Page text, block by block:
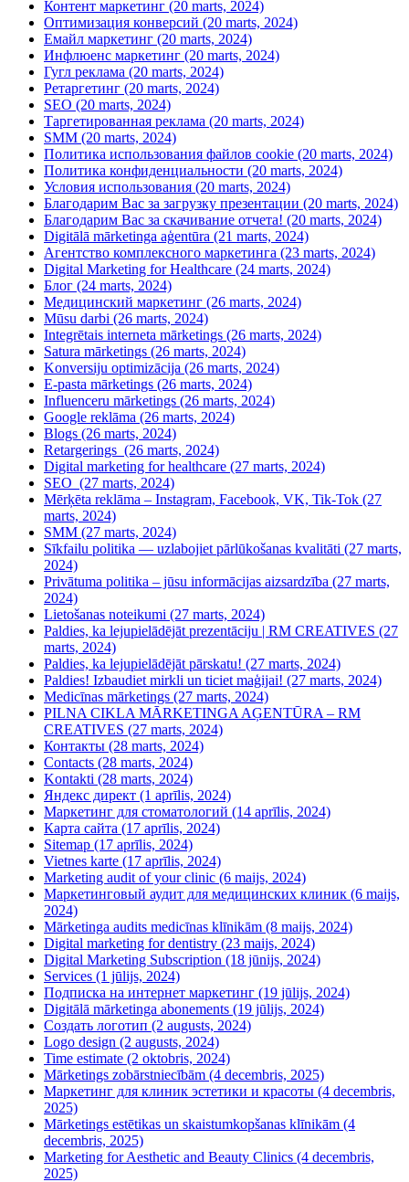
Контент маркетинг (20 marts, 2024)
Оптимизация конверсий (20 marts, 2024)
Емайл маркетинг (20 marts, 2024)
Инфлюенс маркетинг (20 marts, 2024)
Гугл реклама (20 marts, 2024)
Ретаргетинг (20 marts, 2024)
SEO (20 marts, 2024)
Таргетированная реклама (20 marts, 2024)
SMM (20 marts, 2024)
Политика использования файлов cookie (20 marts, 2024)
Политика конфиденциальности (20 marts, 2024)
Условия использования (20 marts, 2024)
Благодарим Вас за загрузку презентации (20 marts, 2024)
Благодарим Вас за скачивание отчета! (20 marts, 2024)
Digitālā mārketinga aģentūra (21 marts, 2024)
Агентство комплексного маркетинга (23 marts, 2024)
Digital Marketing for Healthcare (24 marts, 2024)
Блог (24 marts, 2024)
Медицинский маркетинг (26 marts, 2024)
Mūsu darbi (26 marts, 2024)
Integrētais interneta mārketings (26 marts, 2024)
Satura mārketings (26 marts, 2024)
Konversiju optimizācija (26 marts, 2024)
E-pasta mārketings (26 marts, 2024)
Influenceru mārketings (26 marts, 2024)
Google reklāma (26 marts, 2024)
Blogs (26 marts, 2024)
Retargerings (26 marts, 2024)
Digital marketing for healthcare (27 marts, 2024)
SEO (27 marts, 2024)
Mērķēta reklāma – Instagram, Facebook, VK, Tik-Tok (27
marts, 2024)
SMM (27 marts, 2024)
Sīkfailu politika — uzlabojiet pārlūkošanas kvalitāti (27 marts,
2024)
Privātuma politika – jūsu informācijas aizsardzība (27 marts,
2024)
Lietošanas noteikumi (27 marts, 2024)
Paldies, ka lejupielādējāt prezentāciju | RM CREATIVES (27
marts, 2024)
Paldies, ka lejupielādējāt pārskatu! (27 marts, 2024)
Paldies! Izbaudiet mirkli un ticiet maģijai! (27 marts, 2024)
Medicīnas mārketings (27 marts, 2024)
PILNA CIKLA MĀRKETINGA AĢENTŪRA – RM
CREATIVES (27 marts, 2024)
Контакты (28 marts, 2024)
Contacts (28 marts, 2024)
Kontakti (28 marts, 2024)
Яндекс директ (1 aprīlis, 2024)
Маркетинг для стоматологий (14 aprīlis, 2024)
Карта сайта (17 aprīlis, 2024)
Sitemap (17 aprīlis, 2024)
Vietnes karte (17 aprīlis, 2024)
Marketing audit of your clinic (6 maijs, 2024)
Маркетинговый аудит для медицинских клиник (6 maijs,
2024)
Mārketinga audits medicīnas klīnikām (8 maijs, 2024)
Digital marketing for dentistry (23 maijs, 2024)
Digital Marketing Subscription (18 jūnijs, 2024)
Services (1 jūlijs, 2024)
Подписка на интернет маркетинг (19 jūlijs, 2024)
Digitālā mārketinga abonements (19 jūlijs, 2024)
Создать логотип (2 augusts, 2024)
Logo design (2 augusts, 2024)
Time estimate (2 oktobris, 2024)
Mārketings zobārstniecībām (4 decembris, 2025)
Маркетинг для клиник эстетики и красоты (4 decembris,
2025)
Mārketings estētikas un skaistumkopšanas klīnikām (4
decembris, 2025)
Marketing for Aesthetic and Beauty Clinics (4 decembris,
2025)